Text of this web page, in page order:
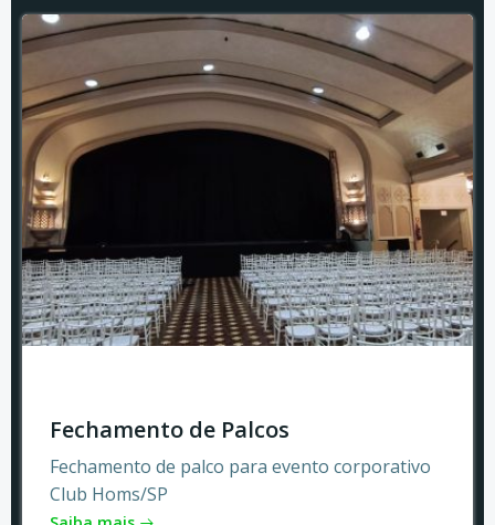
Fechamento de Palcos
Fechamento de palco para evento corporativo
Club Homs/SP